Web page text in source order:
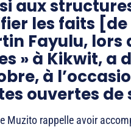
aux
les faits
Fayulu, lors
» à Kikwit, a
à
ouvertes de
Muzito rappelle avoir